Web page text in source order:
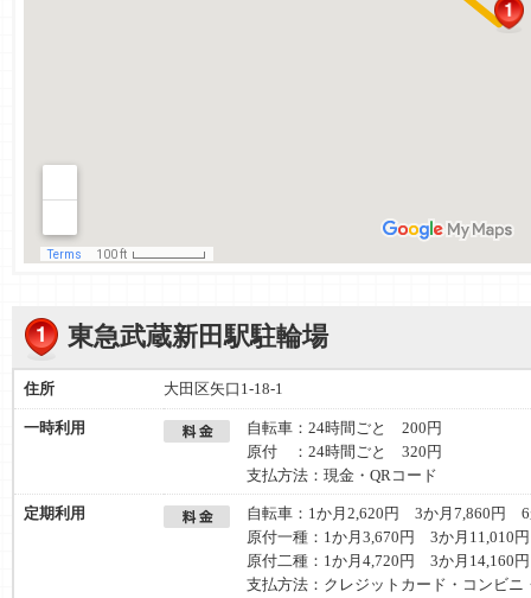
東急武蔵新田駅駐輪場
住所 大田区矢口1-18-1
一時利用
自転車：24時間ごと 200円
原付 ：24時間ごと 320円
支払方法：現金・QRコード
定期利用
自転車：1か月2,620円 3か月7,860円 6
原付一種：1か月3,670円 3か月11,010
原付二種：1か月4,720円 3か月14,160
支払方法：クレジットカード・コンビ